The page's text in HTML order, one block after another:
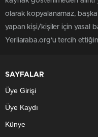
olarak kopyalanamaz, başka
yapan kişi/kişiler için yasal
Yerliaraba.org'u tercih
SAYFALAR
Üye Girişi
Üye Kaydı
Künye